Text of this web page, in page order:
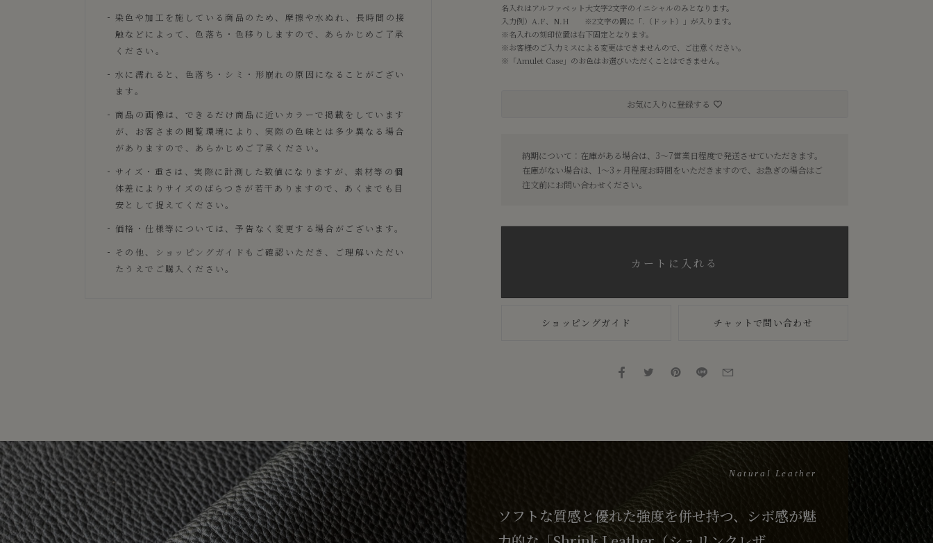
染色や加工を施している商品のため、摩擦や水ぬれ、長時間の接
触などによって、色落ち・色移りしますので、あらかじめご了承
ください。
水に濡れると、色落ち・シミ・形崩れの原因になることがござい
ます。
商品の画像は、できるだけ商品に近いカラーで掲載をしています
が、お客さまの閲覧環境により、実際の色味とは多少異なる場合
がありますので、あらかじめご了承ください。
サイズ・重さは、実際に計測した数値になりますが、素材等の個
体差によりサイズのばらつきが若干ありますので、あくまでも目
安として捉えてください。
価格・仕様等については、予告なく変更する場合がございます。
その他、
ショッピングガイド もご確認いただき、ご理解いただい
たうえでご購入ください。
名入れはアルファベット大文字2文字のイニシャルのみとなります。
入力例）A.F、N.H ※2文字の間に「.（ドット）」が入ります。
※名入れの刻印位置は右下固定となります。
※お客様のご入力ミスによる変更はできませんので、ご注意ください。
※「Amulet Case」のお色はお選びいただくことはできません。
納期について：在庫がある場合は、3〜7営業日程度で発送させていただきます。
在庫がない場合は、1〜3ヶ月程度お時間をいただきますので、お急ぎの場合はご
注文前にお問い合わせください。
お気に入りに登録する
カートに入れる
ショッピングガイド チャットで問い合わせ
Natural Leather
ソフトな質感と優れた強度を併せ持つ、シボ感が魅